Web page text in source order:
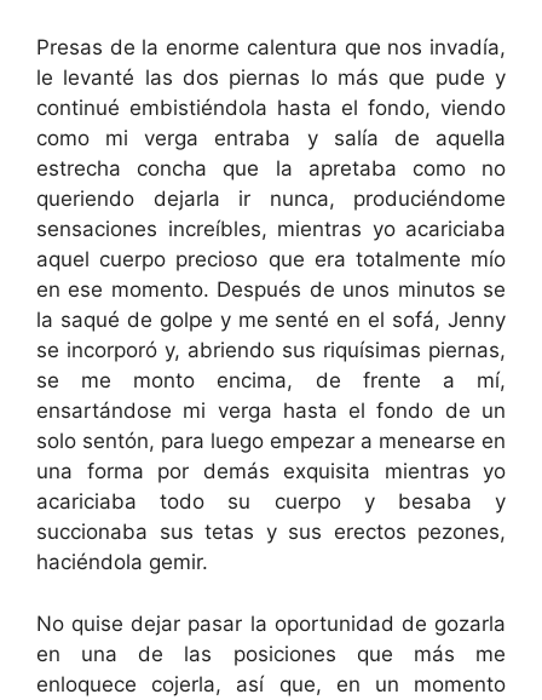
Presas de la enorme calentura que nos invadía,
le levanté las dos piernas lo más que pude y
continué embistiéndola hasta el fondo, viendo
como mi verga entraba y salía de aquella
estrecha concha que la apretaba como no
queriendo dejarla ir nunca, produciéndome
sensaciones increíbles, mientras yo acariciaba
aquel cuerpo precioso que era totalmente mío
en ese momento. Después de unos minutos se
la saqué de golpe y me senté en el sofá, Jenny
se incorporó y, abriendo sus riquísimas piernas,
se me monto encima, de frente a mí,
ensartándose mi verga hasta el fondo de un
solo sentón, para luego empezar a menearse en
una forma por demás exquisita mientras yo
acariciaba todo su cuerpo y besaba y
succionaba sus tetas y sus erectos pezones,
haciéndola gemir.
No quise dejar pasar la oportunidad de gozarla
en una de las posiciones que más me
enloquece cojerla, así que, en un momento